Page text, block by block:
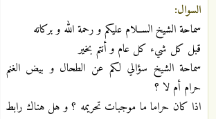
السوال:
سماحة الشيخ الســلام عليكم و رحمة الله و بركاته
قبل كل شيء كل عام و أنتم بخير
سماحة الشيخ سؤالي لكم عن الطحال و بيض الغنم
حرام أم لا ؟
اذا كان حراما ما موجبات تحريمه ؟ و هل هناك رابط